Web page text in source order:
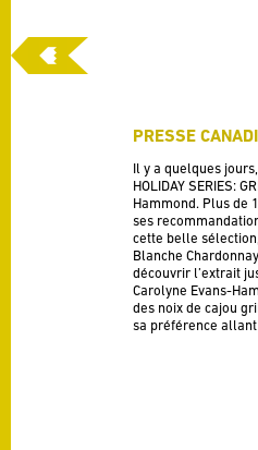
PRESSE
Il y a quelques jours,
HOLIDAY SERIES:
Hammond. Plus de
ses
cette belle
Blanche
découvrir l’extrait
Carolyne Evans-
des noix de cajou
sa préférence